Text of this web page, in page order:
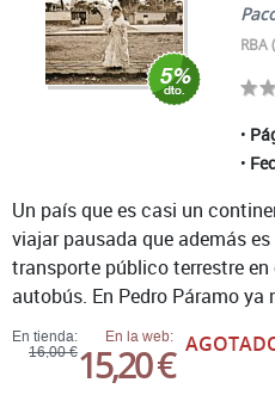
RBA
En tienda:
16,00 €
En la web:
15,20 €
Un país que es casi un
viajar pausada que además
transporte público terrestre
autobús. En Pedro Páramo ya